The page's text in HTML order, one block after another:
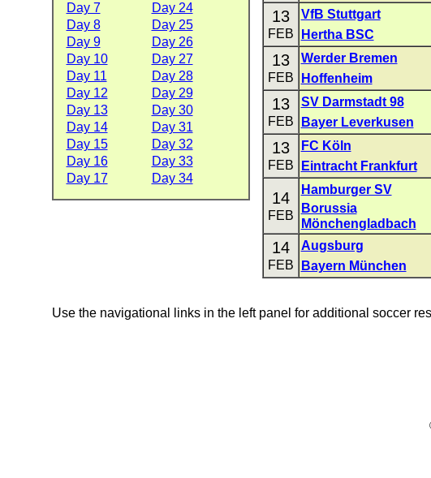
Day 7
Day 24
Day 8
Day 25
Day 9
Day 26
Day 10
Day 27
Day 11
Day 28
Day 12
Day 29
Day 13
Day 30
Day 14
Day 31
Day 15
Day 32
Day 16
Day 33
Day 17
Day 34
13
FEB
VfB Stuttgart
Hertha BSC
13
FEB
Werder Bremen
Hoffenheim
13
FEB
SV Darmstadt 98
Bayer Leverkusen
13
FEB
FC Köln
Eintracht Frankfurt
14
FEB
Hamburger SV
Borussia
Mönchengladbach
14
FEB
Augsburg
Bayern München
Use the navigational links in the left panel for additional soccer